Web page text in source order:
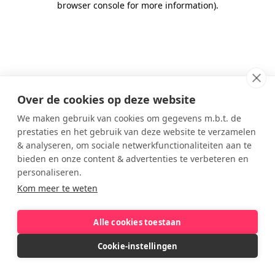
Over de cookies op deze website
We maken gebruik van cookies om gegevens m.b.t. de
prestaties en het gebruik van deze website te verzamelen
& analyseren, om sociale netwerkfunctionaliteiten aan te
bieden en onze content & advertenties te verbeteren en
personaliseren.
Kom meer te weten
Alle cookies toestaan
Cookie-instellingen
browser console for more information).